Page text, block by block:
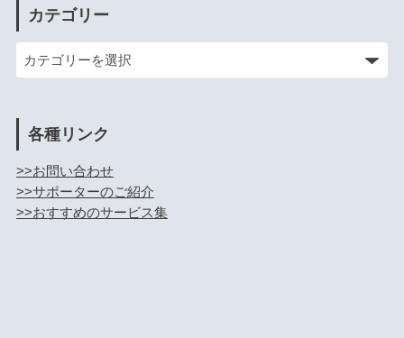
カテゴリー
各種リンク
>>お問い合わせ
>>サポーターのご紹介
>>おすすめのサービス集